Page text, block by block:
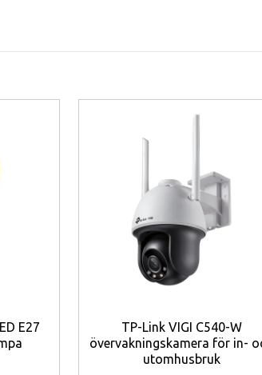
olika enheter och tillbehör. Den vatten- och
E27
TP-Link VIGI C540-W
övervakningskamera för in-
utomhusbruk